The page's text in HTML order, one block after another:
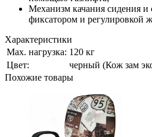
Механизм качания сидения и
фиксатором и регулировкой
Характеристики
Мах. нагрузка: 120 кг
Цвет:
черный (Кож зам
Похожие товары